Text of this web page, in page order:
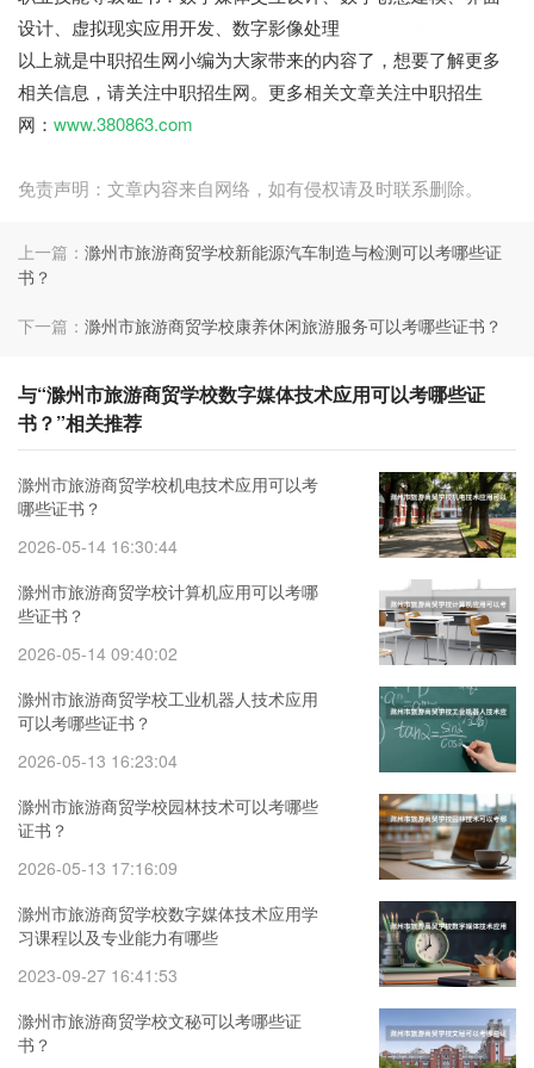
设计、虚拟现实应用开发、数字影像处理
以上就是中职招生网小编为大家带来的内容了，想要了解更多
相关信息，请关注中职招生网。更多相关文章关注中职招生
网： www.380863.com
免责声明：文章内容来自网络，如有侵权请及时联系删除。
上一篇： 滁州市旅游商贸学校新能源汽车制造与检测可以考哪些证
书？
下一篇： 滁州市旅游商贸学校康养休闲旅游服务可以考哪些证书？
与“滁州市旅游商贸学校数字媒体技术应用可以考哪些证
书？”相关推荐
滁州市旅游商贸学校机电技术应用可以考
哪些证书？
2026-05-14 16:30:44
滁州市旅游商贸学校计算机应用可以考哪
些证书？
2026-05-14 09:40:02
滁州市旅游商贸学校工业机器人技术应用
可以考哪些证书？
2026-05-13 16:23:04
滁州市旅游商贸学校园林技术可以考哪些
证书？
2026-05-13 17:16:09
滁州市旅游商贸学校数字媒体技术应用学
习课程以及专业能力有哪些
2023-09-27 16:41:53
滁州市旅游商贸学校文秘可以考哪些证
书？